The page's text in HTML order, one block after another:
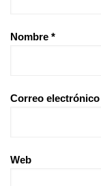
Nombre *
Correo electrónico
Web